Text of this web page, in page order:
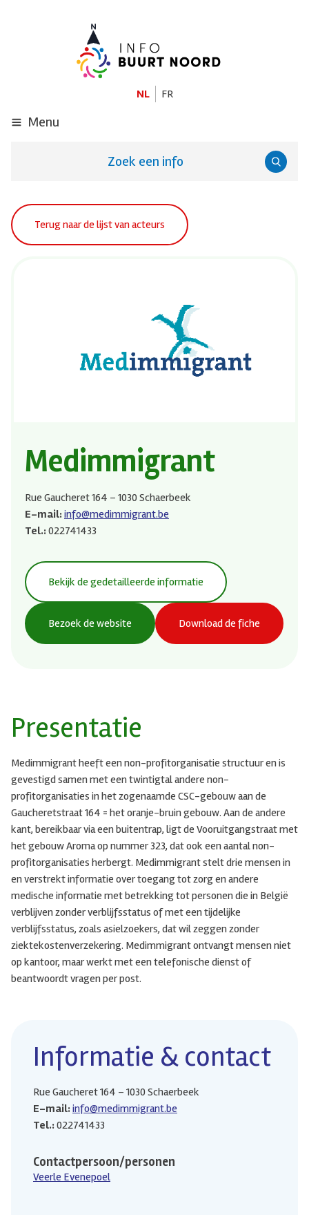
NL FR
Menu
Zoek een info
Terug naar de lijst van acteurs
Medimmigrant
Rue Gaucheret 164 – 1030 Schaerbeek
E-mail: info@medimmigrant.be
Tel.: 022741433
Bekijk de gedetailleerde informatie
Bezoek de website Download de fiche
Presentatie
Medimmigrant heeft een non-profitorganisatie structuur en is
gevestigd samen met een twintigtal andere non-
profitorganisaties in het zogenaamde CSC-gebouw aan de
Gaucheretstraat 164 = het oranje-bruin gebouw. Aan de andere
kant, bereikbaar via een buitentrap, ligt de Vooruitgangstraat met
het gebouw Aroma op nummer 323, dat ook een aantal non-
profitorganisaties herbergt. Medimmigrant stelt drie mensen in
en verstrekt informatie over toegang tot zorg en andere
medische informatie met betrekking tot personen die in België
verblijven zonder verblijfsstatus of met een tijdelijke
verblijfsstatus, zoals asielzoekers, dat wil zeggen zonder
ziektekostenverzekering. Medimmigrant ontvangt mensen niet
op kantoor, maar werkt met een telefonische dienst of
beantwoordt vragen per post.
Informatie & contact
Rue Gaucheret 164 – 1030 Schaerbeek
E-mail: info@medimmigrant.be
Tel.: 022741433
Contactpersoon/personen
Veerle Evenepoel